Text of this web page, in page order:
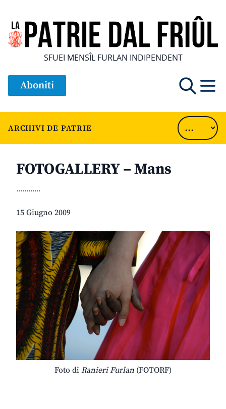
SFUEI MENSÎL FURLAN INDIPENDENT
Aboniti
ARCHIVI DE PATRIE
FOTOGALLERY – Mans
............
15 Giugno 2009
Foto di Ranieri Furlan (FOTORF)